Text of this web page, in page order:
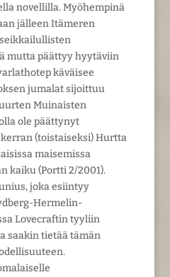
novellilla. Myöhempinä
jälleen Itämeren
mutta päättyy hyytäviin
käväisee
jumalat sijoittuu
Muinaisten
ole päättynyt
(toistaiseksi) Hurtta
maisemissa
kaiku (Portti 2/2001).
joka esiintyy
Hermelin-
Lovecraftin tyyliin
saakin tietää tämän